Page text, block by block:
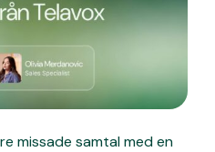
missade samtal med en